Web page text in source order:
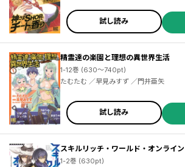
試し読み
精霊達の楽園と理想の異世界生活
1-12巻 (630～740pt)
たむたむ ／早見みすず ／門井亜矢
試し読み
スキルリッチ・ワールド・オンライン
1-2巻 (630pt)